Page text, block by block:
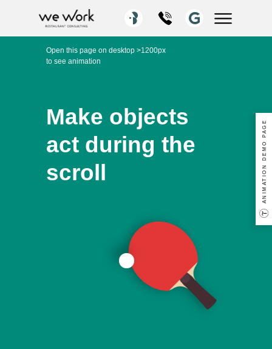
Make objects
act during the
scroll
Open this page on desktop >1200px
to see animation
ANIMATION DEMO PAGE